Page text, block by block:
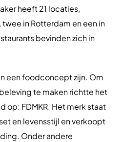
heeft 21 locaties,
in Rotterdam en een in
bevinden zich in
een foodconcept zijn. Om
te maken richtte het
op: FDMKR. Het merk staat
en levensstijl en verkoopt
Onder andere